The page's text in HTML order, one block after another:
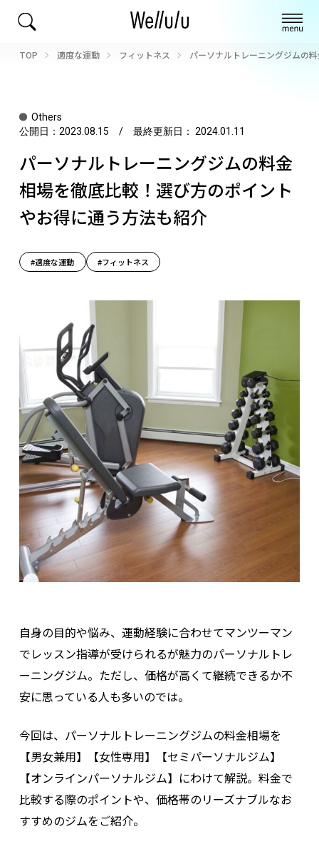
TOP 適度な運動 フィットネス パーソナルトレーニングジムの
Others
公開日： 2023.08.15 / 最終更新日： 2024.01.11
パーソナルトレーニングジムの料金
相場を徹底比較！選び方のポイント
やお得に通う方法も紹介
#適度な運動 #フィットネス
自身の目的や悩み、運動経験に合わせてマンツーマン
でレッスン指導が受けられるが魅力のパーソナルトレ
ーニングジム。ただし、価格が高くて継続できるか不
安に思っている人も多いのでは。
今回は、パーソナルトレーニングジムの料金相場を
【男女兼用】【女性専用】【セミパーソナルジム】
【オンラインパーソナルジム】にわけて解説。料金で
比較する際のポイントや、価格帯のリーズナブルなお
すすめのジムをご紹介。